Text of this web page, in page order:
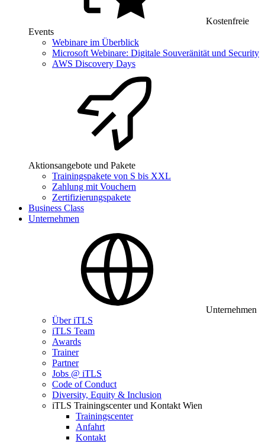
Kostenfreie
Events
Webinare im Überblick
Microsoft Webinare: Digitale Souveränität und Security
AWS Discovery Days
Aktionsangebote und Pakete
Trainingspakete von S bis XXL
Zahlung mit Vouchern
Zertifizierungspakete
Business Class
Unternehmen
Unternehmen
Über iTLS
iTLS Team
Awards
Trainer
Partner
Jobs @ iTLS
Code of Conduct
Diversity, Equity & Inclusion
iTLS Trainingscenter und Kontakt Wien
Trainingscenter
Anfahrt
Kontakt